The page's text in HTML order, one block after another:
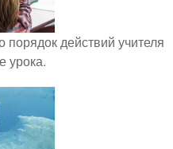
действий учителя
урока.